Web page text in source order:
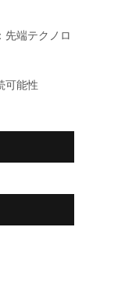
先端テクノロ
可能性